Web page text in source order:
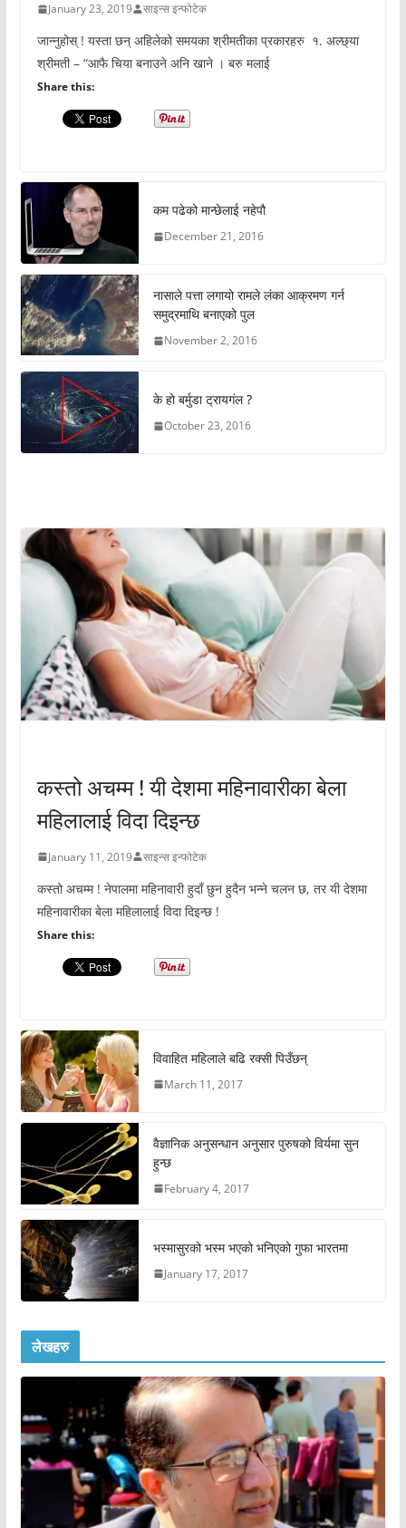
January 23, 2019 साइन्स इन्फोटेक
जान्नुहोस् ! यस्ता छन् अहिलेको समयका श्रीमतीका प्रकारहरु १. अल्छ्या
श्रीमती – “आफै चिया बनाउने अनि खाने । बरु मलाई
Share this:
कम पढेको मान्छेलाई नहेपौ
December 21, 2016
नासाले पत्ता लगायो रामले लंका आक्रमण गर्न
समुद्रमाथि बनाएको पुल
November 2, 2016
के हो बर्मुडा ट्रायगंल ?
October 23, 2016
कस्तो अचम्म ! यी देशमा महिनावारीका बेला
महिलालाई विदा दिइन्छ
January 11, 2019 साइन्स इन्फोटेक
कस्तो अचम्म ! नेपालमा महिनावारी हुदाँ छुन हुदैन भन्ने चलन छ, तर यी देशमा
महिनावारीका बेला महिलालाई विदा दिइन्छ !
Share this:
विवाहित महिलाले बढि रक्सी पिउँछन्
March 11, 2017
वैज्ञानिक अनुसन्धान अनुसार पुरुषको विर्यमा सुन
हुन्छ
February 4, 2017
भस्मासुरको भस्म भएको भनिएको गुफा भारतमा
January 17, 2017
लेखहरु